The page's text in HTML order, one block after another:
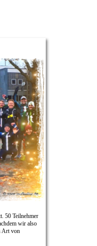
50 Teilnehmer
wir also
Art von